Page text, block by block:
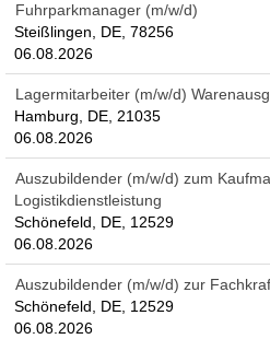
Fuhrparkmanager (m/w/d)
Steißlingen, DE, 78256
06.08.2026
Lagermitarbeiter (m/w/d)
Hamburg, DE, 21035
06.08.2026
Auszubildender (m/w/d) zum
Logistikdienstleistung
Schönefeld, DE, 12529
06.08.2026
Auszubildender (m/w/d) zur
Schönefeld, DE, 12529
06.08.2026